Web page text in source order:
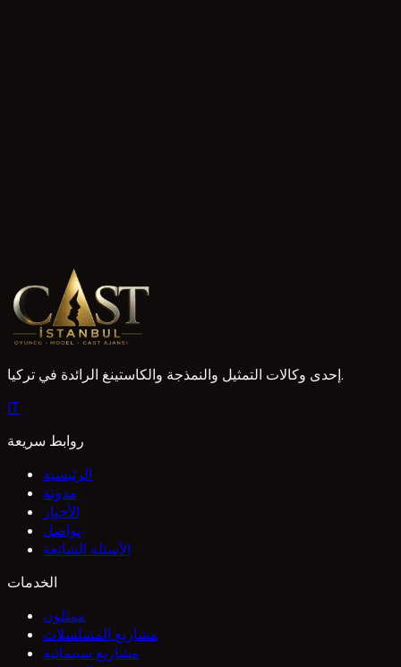
ilanları önemli fırsatlar sunar. Ajansımız, yetenekli
adayları doğru projelere yönlendirerek sektöre adım
atmalarına yardımcı olur. Başvuru sürecimiz ve deneme
çekimleri hakkında detaylı bilgi edinin.
1 Mayıs 2026
إحدى وكالات التمثيل والنمذجة والكاستينغ الرائدة في تركيا.
IT
روابط سريعة
الرئيسية
مدونة
الأخبار
تواصل
الأسئلة الشائعة
الخدمات
ممثلون
مشاريع المسلسلات
مشاريع سينمائية